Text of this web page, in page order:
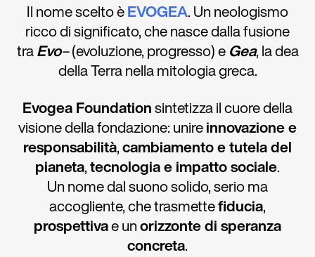
Il nome scelto èEVOGEA. Un neologismo
ricco di significato, che nasce dalla fusione
traEvo–(evoluzione, progresso) eGea, la dea
della Terra nella mitologia greca.
Evogea Foundationsintetizza il cuore della
visione della fondazione: unireinnovazione e
responsabilità,cambiamento e tutela del
pianeta,tecnologia e impatto sociale.
Un nome dal suono solido, serio ma
accogliente, che trasmettefiducia,
prospettivae unorizzonte di speranza
concreta.